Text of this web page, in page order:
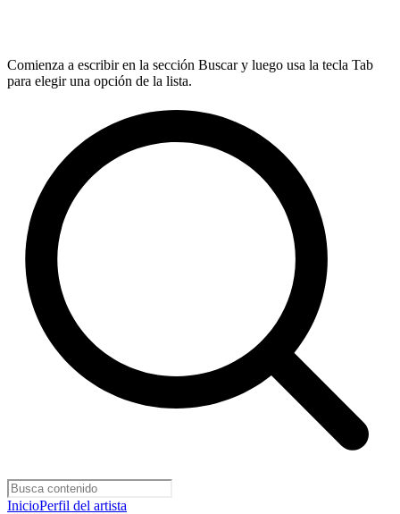
Comienza a escribir en la sección Buscar y luego usa la tecla Tab
para elegir una opción de la lista.
InicioPerfil del artista